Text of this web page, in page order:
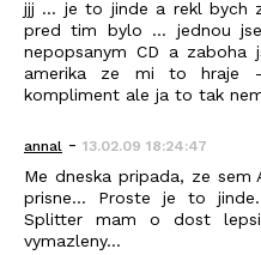
jjj ... je to jinde a rekl bych
pred tim bylo ... jednou
nepopsanym CD a
amerika ze mi to hraje
kompliment ale ja to tak
annal - 13.02.09 18:24:47
Me dneska pripada, ze
prisne... Proste je to
Splitter mam o dost
vymazleny...